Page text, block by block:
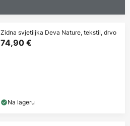
Zidna svjetiljka Deva Nature, tekstil, drvo
74,90 €
Na lageru